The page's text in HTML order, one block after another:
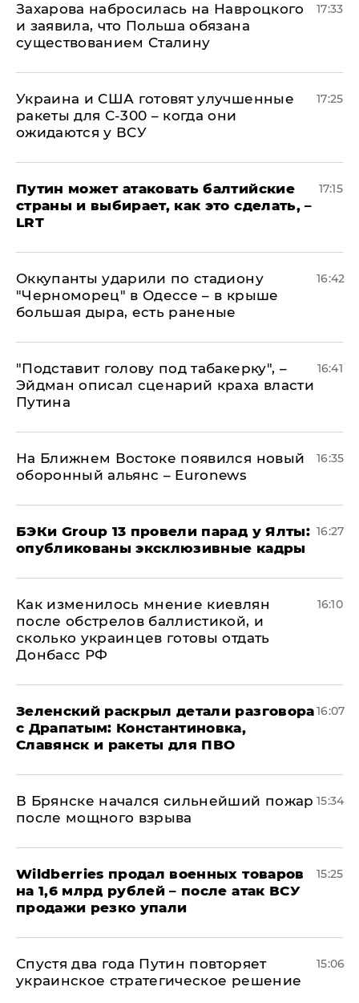
​Захарова набросилась на Навроцкого
и заявила, что Польша обязана
существованием Сталину
17:33
Украина и США готовят улучшенные
ракеты для С-300 – когда они
ожидаются у ВСУ
17:25
Путин может атаковать балтийские
страны и выбирает, как это сделать, –
LRT
17:15
Оккупанты ударили по стадиону
"Черноморец" в Одессе – в крыше
большая дыра, есть раненые
16:42
​"Подставит голову под табакерку", –
Эйдман описал сценарий краха власти
Путина
16:41
На Ближнем Востоке появился новый
оборонный альянс – Euronews
16:35
​БЭКи Group 13 провели парад у Ялты:
опубликованы эксклюзивные кадры
16:27
Как изменилось мнение киевлян
после обстрелов баллистикой, и
сколько украинцев готовы отдать
Донбасс РФ
16:10
​Зеленский раскрыл детали разговора
с Драпатым: Константиновка,
Славянск и ракеты для ПВО
16:07
В Брянске начался сильнейший пожар
после мощного взрыва
15:34
​Wildberries продал военных товаров
на 1,6 млрд рублей – после атак ВСУ
продажи резко упали
15:25
Спустя два года Путин повторяет
украинское стратегическое решение
15:06